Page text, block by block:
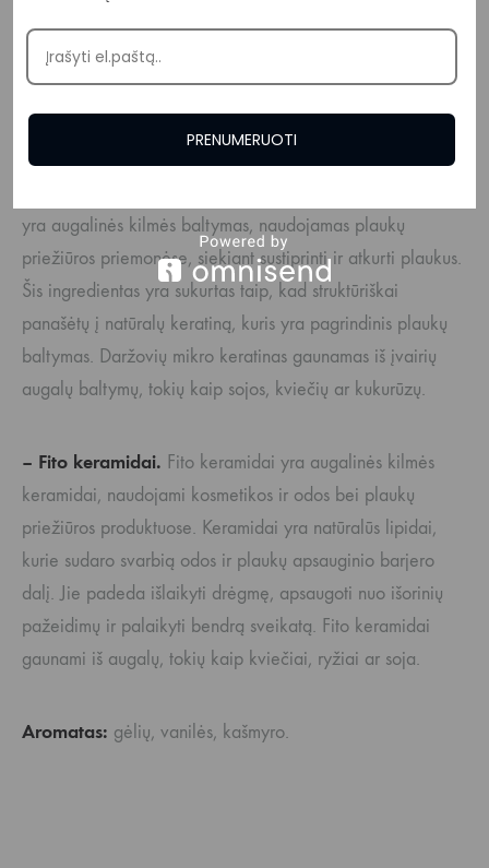
turi antioksidacinių savybių, kurios padeda apsaugoti
plaukus nuo žalingų aplinkos veiksnių, tokių kaip UV
spinduliai ir tarša. Tai padeda išlaikyti plaukų sveikatą
yra augalinės kilmės baltymas, naudojamas plaukų
priežiūros priemonėse, siekiant sustiprinti ir atkurti plaukus.
Šis ingredientas yra sukurtas taip, kad struktūriškai
panašėtų į natūralų keratiną, kuris yra pagrindinis plaukų
baltymas. Daržovių mikro keratinas gaunamas iš įvairių
augalų baltymų, tokių kaip sojos, kviečių ar kukurūzų.
– Fito keramidai. Fito keramidai yra augalinės kilmės
keramidai, naudojami kosmetikos ir odos bei plaukų
priežiūros produktuose. Keramidai yra natūralūs lipidai,
kurie sudaro svarbią odos ir plaukų apsauginio barjero
dalį. Jie padeda išlaikyti drėgmę, apsaugoti nuo išorinių
pažeidimų ir palaikyti bendrą sveikatą. Fito keramidai
gaunami iš augalų, tokių kaip kviečiai, ryžiai ar soja.
Aromatas: gėlių, vanilės, kašmyro.
PRENUMERUOTI